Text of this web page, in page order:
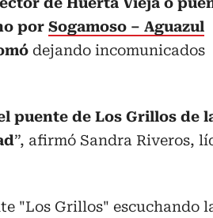
por Sogamoso – Aguazul
dejando incomunicados
puente de Los Grillos de
”, afirmó Sandra Riveros,
"Los Grillos" escuchando